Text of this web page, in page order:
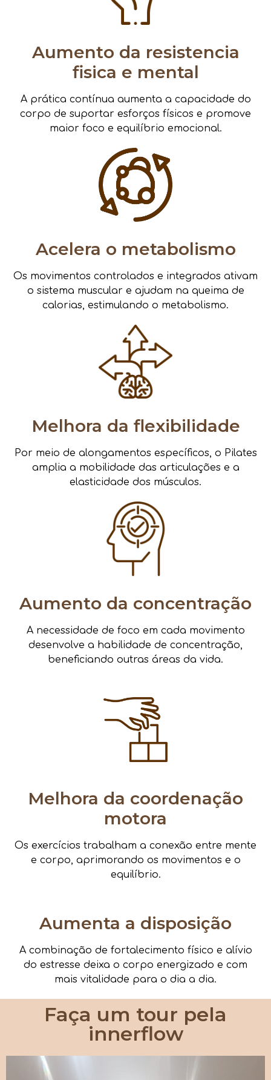
Aumento da resistencia
fisica e mental
A prática contínua aumenta a capacidade do
corpo de suportar esforços físicos e promove
maior foco e equilíbrio emocional.
Acelera o metabolismo
Os movimentos controlados e integrados ativam
o sistema muscular e ajudam na queima de
calorias, estimulando o metabolismo.
Melhora da flexibilidade
Por meio de alongamentos específicos, o Pilates
amplia a mobilidade das articulações e a
elasticidade dos músculos.
Aumento da concentração
A necessidade de foco em cada movimento
desenvolve a habilidade de concentração,
beneficiando outras áreas da vida.
Melhora da coordenação
motora
Os exercícios trabalham a conexão entre mente
e corpo, aprimorando os movimentos e o
equilíbrio.
Aumenta a disposição
A combinação de fortalecimento físico e alívio
do estresse deixa o corpo energizado e com
mais vitalidade para o dia a dia.
Faça um tour pela
innerflow